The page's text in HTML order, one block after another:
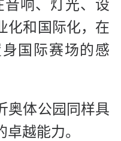
音响、灯光、设
化和国际化，在
国际赛场的感
奥体公园同样具
越能力。